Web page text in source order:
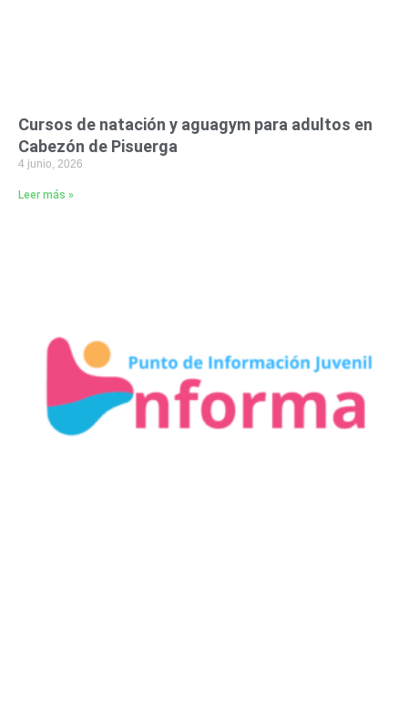
Cursos de natación y aguagym para adultos en
Cabezón de Pisuerga
4 junio, 2026
Leer más »